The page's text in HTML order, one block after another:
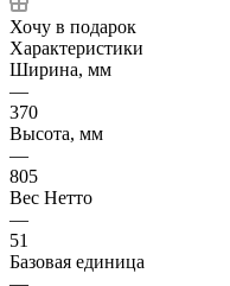
Хочу в подарок
Характеристики
Ширина, мм
—
370
Высота, мм
—
805
Вес Нетто
—
51
Базовая единица